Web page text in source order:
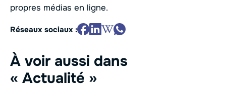
propres médias en ligne.
Réseaux sociaux :
À voir aussi dans
« Actualité »